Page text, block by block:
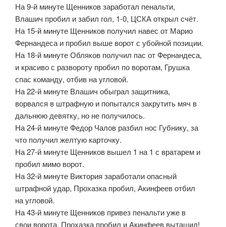
На 9-й минуте Щенников заработал пенальти,
Влашич пробил и забил гол, 1-0, ЦСКА открыл счёт.
На 15-й минуте Щенников получил навес от Марио
Фернандеса и пробил выше ворот с убойной позиции.
На 18-й минуте Обляков получил пас от Фернандеса,
и красиво с развороту пробил по воротам, Грушка
спас команду, отбив на угловой.
На 22-й минуте Влашич обыграл защитника,
ворвался в штрафную и попытался закрутить мяч в
дальнюю девятку, но не получилось.
На 24-й минуте Федор Чалов разбил нос Губнику, за
что получил желтую карточку.
На 27-й минуте Щенников вышел 1 на 1 с вратарем и
пробил мимо ворот.
На 32-й минуте Виктория заработали опасный
штрафной удар, Прохазка пробил, Акинфеев отбил
на угловой.
На 43-й минуте Щенников привез пенальти уже в
свои ворота, Прохазка пробил и Акинфеев вытащил!